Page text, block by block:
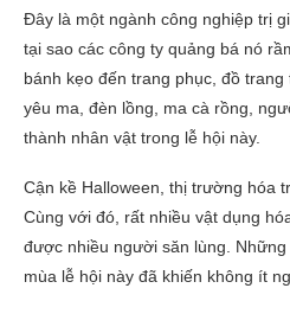
Đây là một ngành công nghiệp trị
tại sao các công ty quảng bá nó
bánh kẹo đến trang phục, đồ
yêu ma, đèn lồng, ma cà rồng,
thành nhân vật trong lễ hội này.
Cận kề Halloween, thị trường hóa
Cùng với đó, rất nhiều vật dụng
được nhiều người săn lùng.
mùa lễ hội này đã khiến không ít